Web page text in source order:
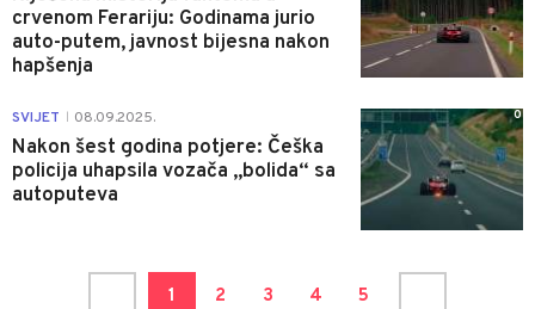
crvenom Ferariju: Godinama jurio
auto-putem, javnost bijesna nakon
hapšenja
SVIJET 08.09.2025.
Nakon šest godina potjere: Češka
policija uhapsila vozača „bolida“ sa
autoputeva
0
1 2 3 4 5